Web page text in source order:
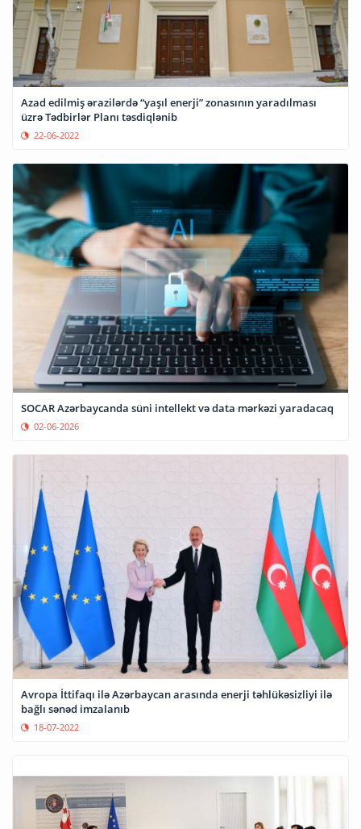
Azad edilmiş ərazilərdə “yaşıl enerji” zonasının yaradılması
üzrə Tədbirlər Planı təsdiqlənib
22-06-2022
SOCAR Azərbaycanda süni intellekt və data mərkəzi yaradacaq
02-06-2026
Avropa İttifaqı ilə Azərbaycan arasında enerji təhlükəsizliyi ilə
bağlı sənəd imzalanıb
18-07-2022